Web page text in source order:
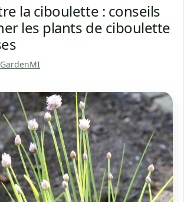
la ciboulette : conseils
les plants de ciboulette
GardenMI